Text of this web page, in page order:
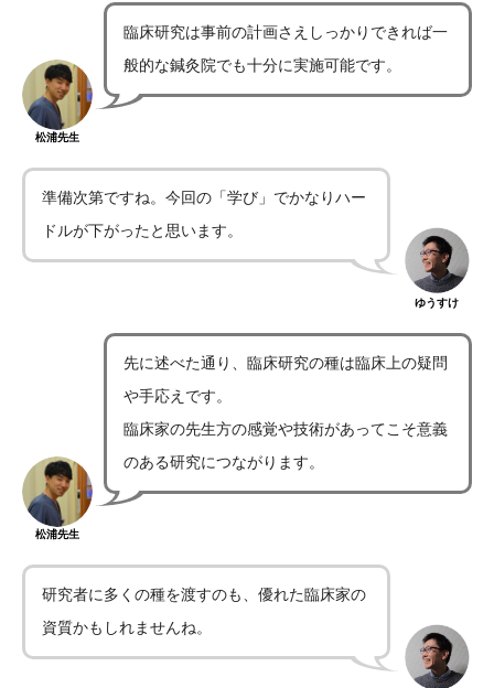
松浦先生
臨床研究は事前の計画さえしっかりできれば一
般的な鍼灸院でも十分に実施可能です。
準備次第ですね。今回の「学び」でかなりハー
ドルが下がったと思います。
ゆうすけ
松浦先生
先に述べた通り、臨床研究の種は臨床上の疑問
や手応えです。
臨床家の先生方の感覚や技術があってこそ意義
のある研究につながります。
研究者に多くの種を渡すのも、優れた臨床家の
資質かもしれませんね。